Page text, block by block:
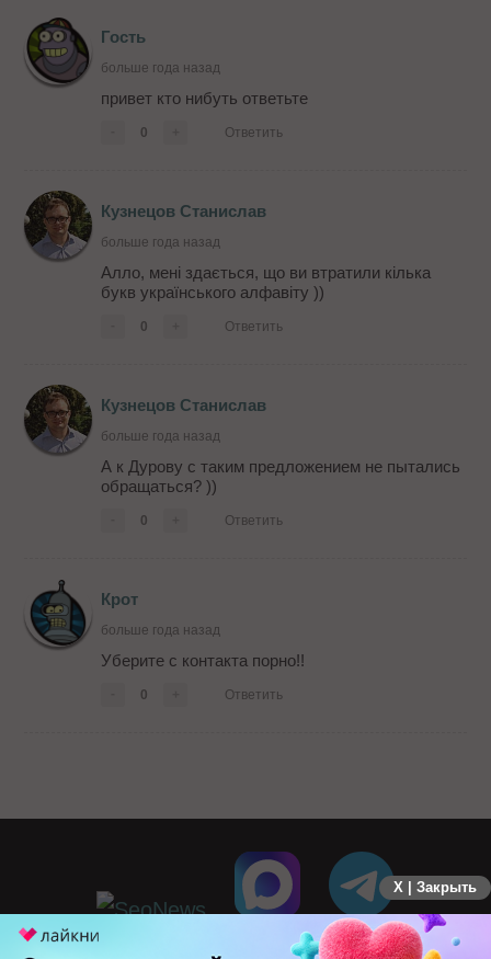
Гость
больше года назад
привет кто нибуть ответьте
0 Ответить
Кузнецов Станислав
больше года назад
Алло, мені здається, що ви втратили кілька
букв українського алфавіту ))
0 Ответить
Кузнецов Станислав
больше года назад
А к Дурову с таким предложением не пытались
обращаться? ))
0 Ответить
Крот
больше года назад
Уберите с контакта порно!!
0 Ответить
X | Закрыть
ПЕРЕЙТИ НА ПОЛНУЮ ВЕРСИЮ